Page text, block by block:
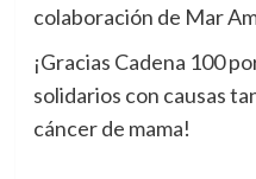
colaboración de Mar
¡Gracias Cadena 100
solidarios con causas
cáncer de mama!